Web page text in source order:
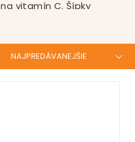
vitamín C. Šípky
a prispievajú
je trojmetrový
slnečných miestach a v
Vyskytuje sa takmer
je, že sa